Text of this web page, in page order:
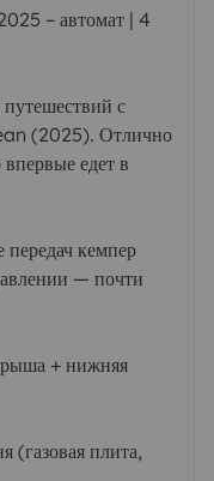
– автомат | 4
с
(2025). Отлично
едет в
передач кемпер
— почти
+ нижняя
(газовая плита,